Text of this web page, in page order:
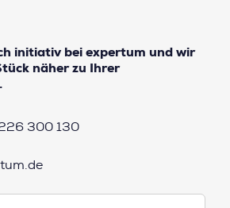
initiativ bei expertum und wir
näher zu Ihrer
300 130